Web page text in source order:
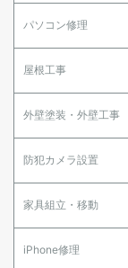
パソコン修理
屋根工事
外壁塗装・外壁工事
防犯カメラ設置
家具組立・移動
iPhone修理